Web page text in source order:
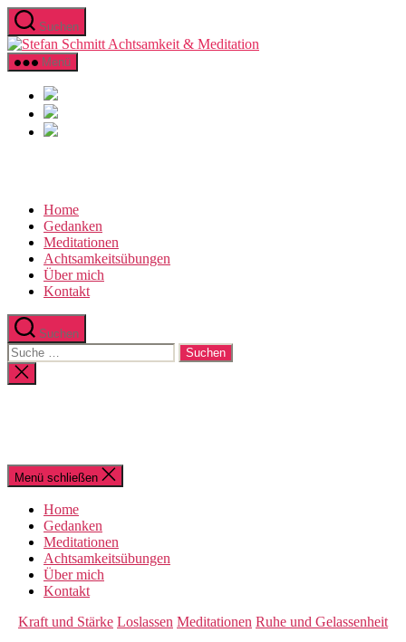
Direkt
zum
Inhalt
wechseln
Suchen
Menü
Home
Gedanken
Meditationen
Achtsamkeitsübungen
Über mich
Kontakt
Suchen
Suche
nach:
Suche
schließen
Menü schließen
Home
Gedanken
Meditationen
Achtsamkeitsübungen
Über mich
Kontakt
Kategorien
Kraft und Stärke Loslassen Meditationen Ruhe und Gelassenheit